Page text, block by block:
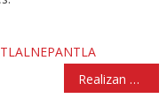
TLALNEPANTLA
Realizan operativo de sanitización en Naucalpan y alcaldía Miguel Hidalgo